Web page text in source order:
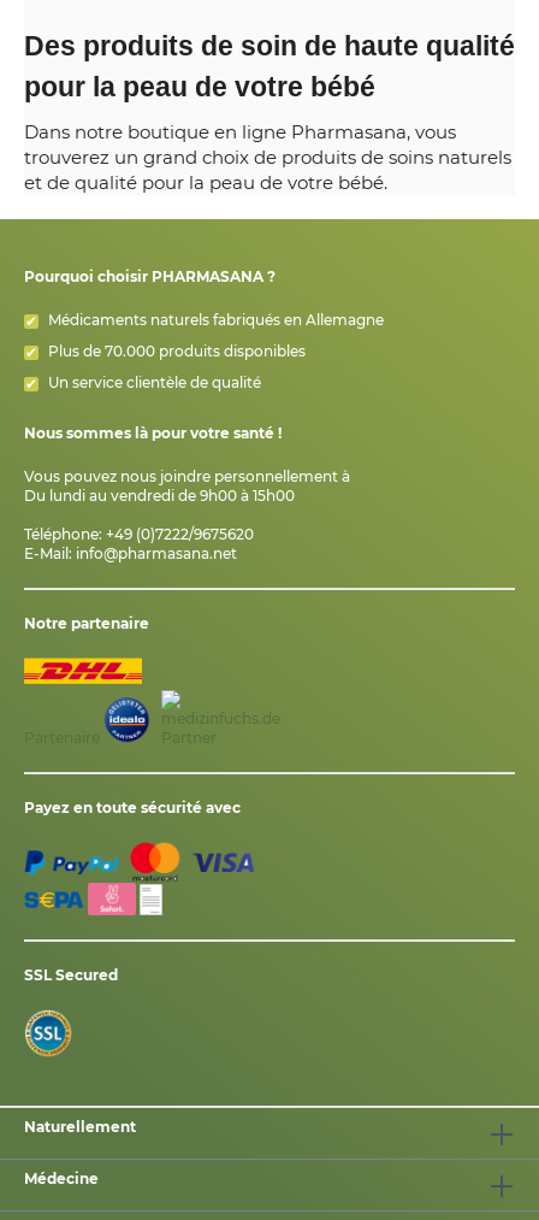
Des produits de soin de haute qualité
pour la peau de votre bébé
Dans notre boutique en ligne Pharmasana, vous
trouverez un grand choix de produits de soins naturels
et de qualité pour la peau de votre bébé.
Pourquoi choisir PHARMASANA ?
Médicaments naturels fabriqués en Allemagne
Plus de 70.000 produits disponibles
Un service clientèle de qualité
Nous sommes là pour votre santé !
Vous pouvez nous joindre personnellement à
Du lundi au vendredi de 9h00 à 15h00
Téléphone: +49 (0)7222/9675620
E-Mail: info@pharmasana.net
Notre partenaire
Payez en toute sécurité avec
SSL Secured
Naturellement
Médecine